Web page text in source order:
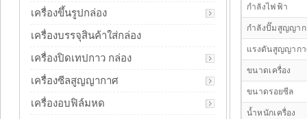
กำลังไฟฟ้า
กำลังปั๊มสูญญา
แรงดันสูญญาก
ขนาดเครื่อง
ขนาดรอยซีล
น้ำหนักเครื่อง
เครื่องขึ้นรูปกล่อง
เครื่องบรรจุสินค้าใส่กล่อง
เครื่องปิดเทปกาว กล่อง
เครื่องซีลสูญญากาศ
เครื่องอบฟิล์มหด